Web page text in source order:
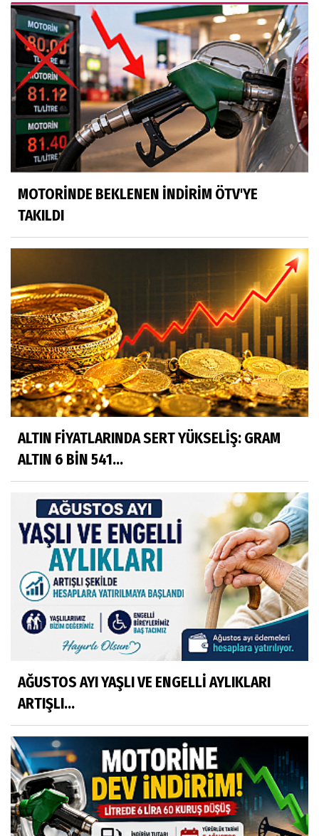
MOTORİNDE BEKLENEN İNDİRİM ÖTV'YE
TAKILDI
ALTIN FİYATLARINDA SERT YÜKSELİŞ: GRAM
ALTIN 6 BİN 541...
AĞUSTOS AYI YAŞLI VE ENGELLİ AYLIKLARI
ARTIŞLI...